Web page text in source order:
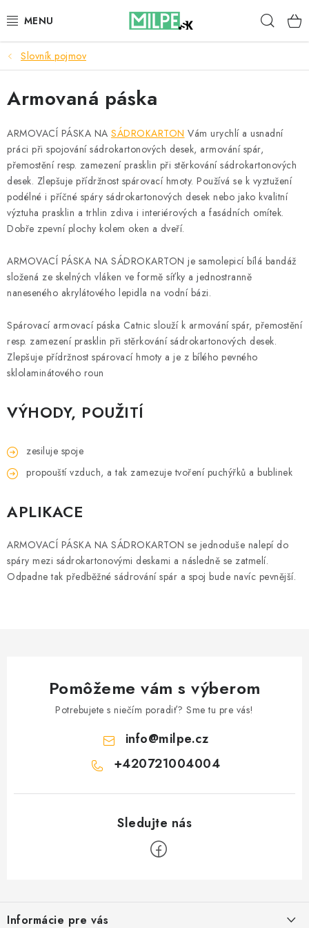
na
STREŠNÉ OKNÁ
PODKROVNÉ SCHODY
DOM A ZÁHRADA
STAVBA
BLOG
KONTAKTY
Reklamace a vrácení zboží
Zásady používania súborov cookie
Podmínky ochrany osobních údajů
Obchodní podmínky
Mapa webu Milpe.sk
Slovník pojmov
Armovaná páska
ARMOVACÍ PÁSKA NA SÁDROKARTON Vám urychlí a usnadní
práci při spojování sádrokartonových desek, armování spár,
přemostění resp. zamezení prasklin při stěrkování sádrokartonových
desek. Zlepšuje přídržnost spárovací hmoty. Používá se k vyztužení
podélné i příčné spáry sádrokartonových desek nebo jako kvalitní
výztuha prasklin a trhlin zdiva i interiérových a fasádních omítek.
Dobře zpevní plochy kolem oken a dveří.
ARMOVACÍ PÁSKA NA SÁDROKARTON je samolepicí bílá bandáž
složená ze skelných vláken ve formě síťky a jednostranně
naneseného akrylátového lepidla na vodní bázi.
Spárovací armovací páska Catnic slouží k armování spár, přemostění
resp. zamezení prasklin při stěrkování sádrokartonových desek.
Zlepšuje přídržnost spárovací hmoty a je z bílého pevného
sklolaminátového roun
VÝHODY, POUŽITÍ
zesiluje spoje
propouští vzduch, a tak zamezuje tvoření puchýřků a bublinek
APLIKACE
ARMOVACÍ PÁSKA NA SÁDROKARTON se jednoduše nalepí do
spáry mezi sádrokartonovými deskami a následně se zatmelí.
Odpadne tak předběžné sádrování spár a spoj bude navíc pevnější.
Pomôžeme vám s výberom
Potrebujete s niečím poradiť? Sme tu pre vás!
info@milpe.cz
+420721004004
Informácie pre vás